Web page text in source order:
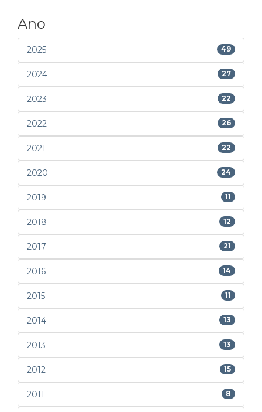
Ano
2025 49
2024 27
2023 22
2022 26
2021 22
2020 24
2019 11
2018 12
2017 21
2016 14
2015 11
2014 13
2013 13
2012 15
2011 8